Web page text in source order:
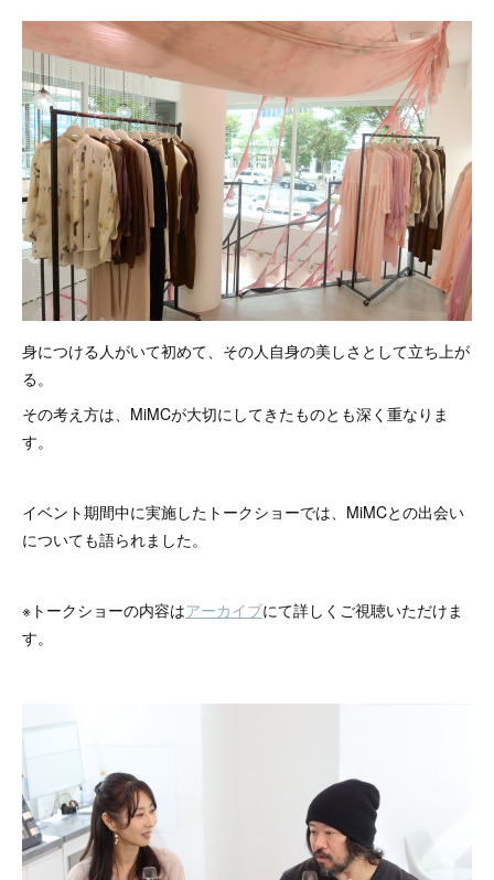
身につける人がいて初めて、その人自身の美しさとして立ち上が
る。
その考え方は、MiMCが大切にしてきたものとも深く重なりま
す。
イベント期間中に実施したトークショーでは、MiMCとの出会い
についても語られました。
※トークショーの内容はアーカイブにて詳しくご視聴いただけま
す。